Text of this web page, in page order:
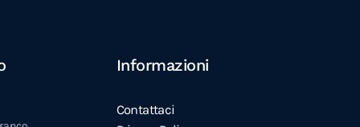
Informazioni
Contattaci